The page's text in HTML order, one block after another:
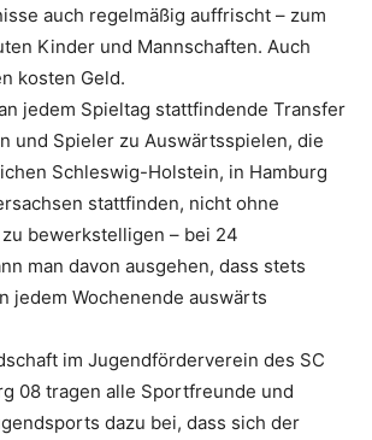
auch regelmäßig auffrischt – zum
Kinder und Mannschaften. Auch
kosten Geld.
jedem Spieltag stattfindende Transfer
und Spieler zu Auswärtsspielen, die
Schleswig-Holstein, in Hamburg
stattfinden, nicht ohne
bewerkstelligen – bei 24
man davon ausgehen, dass stets
jedem Wochenende auswärts
im Jugendförderverein des SC
08 tragen alle Sportfreunde und
dazu bei, dass sich der